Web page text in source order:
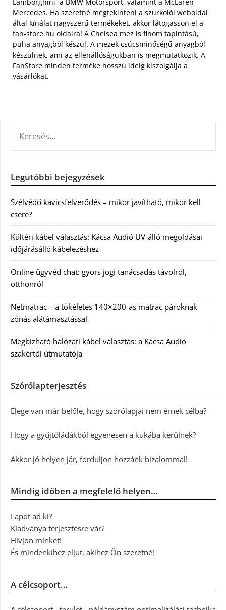
Mercedes. Ha szeretné megtekinteni a szurkolói weboldal
által kínálat nagyszerű termékeket, akkor látogasson el a
fan-store.hu oldalra! A Chelsea mez is finom tapintású,
puha anyagból készül. A mezek csúcsminőségű anyagból
készülnek, ami az ellenállóságukban is megmutatkozik. A
FanStore minden terméke hosszú ideig kiszolgálja a
vásárlókat.
Legutóbbi bejegyzések
Szélvédő kavicsfelverődés – mikor javítható, mikor kell
csere?
Kültéri kábel választás: Kácsa Audió UV-álló megoldásai
időjárásálló kábelezéshez
Online ügyvéd chat: gyors jogi tanácsadás távolról,
otthonról
Netmatrac – a tökéletes 140×200-as matrac pároknak
zónás alátámasztással
Megbízható hálózati kábel választás: a Kácsa Audió
szakértői útmutatója
Szórólapterjesztés
Elege van már belőle, hogy szórólapjai nem érnek célba?
Hogy a gyűjtőládákból egyenesen a kukába kerülnek?
Akkor jó helyen jár, forduljon hozzánk bizalommal!
Mindig időben a megfelelő helyen…
Lapot ad ki?
Kiadványa terjesztésre vár?
Hívjon minket!
És mindenkihez eljut, akihez Ön szeretné!
A célcsoport…